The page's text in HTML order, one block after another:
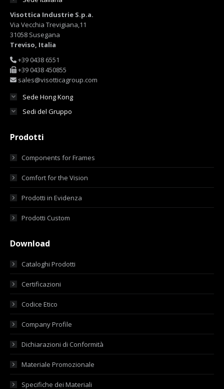
Visottica Industrie S.p.a.
Via Vecchia Trevigiana,11
31058 Susegana
Treviso, Italia
+39 0438 6551
+39 0438 450855
sales@visotticagroup.com
Sede Hong Kong
Sedi del Gruppo
Prodotti
Components for Frames
Comfort for the Vision
Prodotti in Evidenza
Prodotti Custom
Download
Cataloghi Prodotti
Certificazioni
Codice Etico
Company Profile
Dichiarazioni di Conformità
Materiale Promozionale
Specifiche dei Materiali